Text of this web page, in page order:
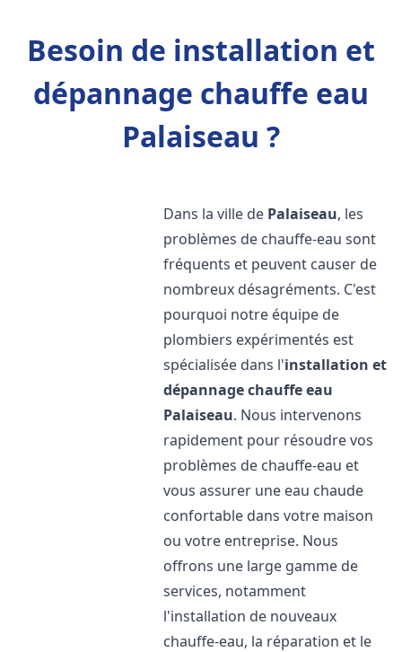
Besoin de installation et
dépannage chauffe eau
Palaiseau ?
Dans la ville de Palaiseau, les
problèmes de chauffe-eau sont
fréquents et peuvent causer de
nombreux désagréments. C'est
pourquoi notre équipe de
plombiers expérimentés est
spécialisée dans l'installation et
dépannage chauffe eau
Palaiseau. Nous intervenons
rapidement pour résoudre vos
problèmes de chauffe-eau et
vous assurer une eau chaude
confortable dans votre maison
ou votre entreprise. Nous
offrons une large gamme de
services, notamment
l'installation de nouveaux
chauffe-eau, la réparation et le